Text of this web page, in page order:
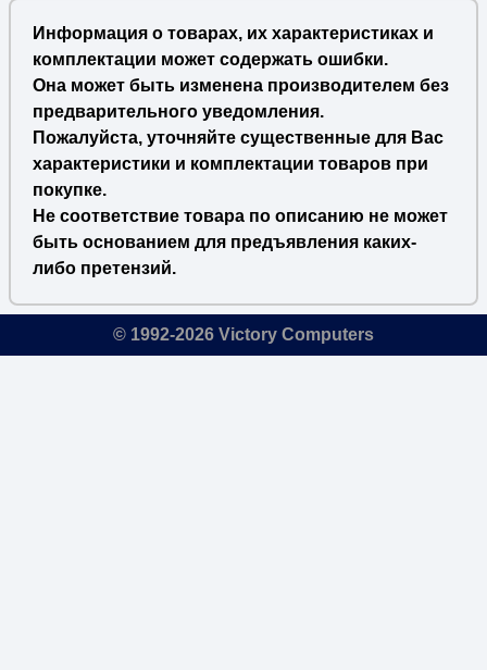
Информация о товарах, их характеристиках и
комплектации может содержать ошибки.
Она может быть изменена производителем без
предварительного уведомления.
Пожалуйста, уточняйте существенные для Вас
характеристики и комплектации товаров при
покупке.
Не соответствие товара по описанию не может
быть основанием для предъявления каких-
либо претензий.
© 1992-2026 Victory Computers